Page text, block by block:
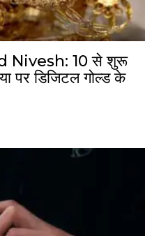
₹10 से शुरू
पर डिजिटल गोल्ड के